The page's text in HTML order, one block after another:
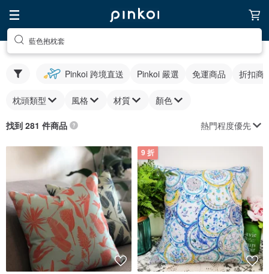
藍色抱枕套
Pinkoi 跨境直送 Pinkoi 嚴選 免運商品 折扣商
枕頭類型 風格 材質 顏色
找到 281 件商品 熱門程度優先
9 折